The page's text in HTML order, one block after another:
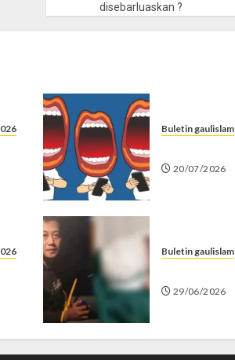
disebarluaskan ?
Buletin gaulislam
20/07/2026
Buletin gaulislam
29/06/2026